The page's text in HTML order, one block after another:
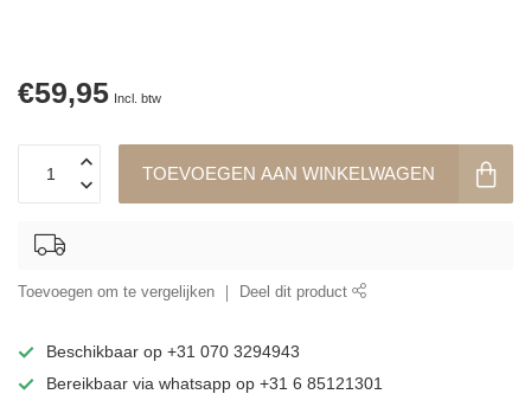
€59,95 Incl. btw
TOEVOEGEN AAN WINKELWAGEN
Toevoegen om te vergelijken Deel dit product
Beschikbaar op +31 070 3294943
Bereikbaar via whatsapp op +31 6 85121301